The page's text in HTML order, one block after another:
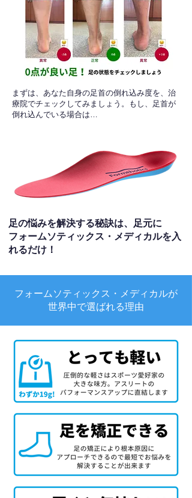
​まずは、あなた自身の足首の倒れ込み度を、治
療院でチェックしてみましょう。もし、足首が
倒れ込んでいる場合は…
足の悩みを解決する秘訣は、足元に
フォームソティックス・メディカルを入
れるだけ！
フォームソティックス・メディカルが
世界中で選ばれる理由